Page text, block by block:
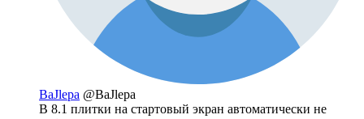
BaJlepa @BaJlepa
В 8.1 плитки на стартовый экран автоматически не